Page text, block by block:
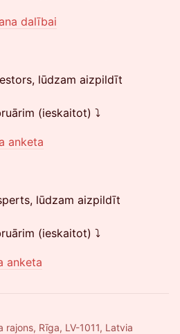
dalībai
lūdzam aizpildīt
(ieskaitot) ⤵️
anketa
lūdzam aizpildīt
(ieskaitot) ⤵️
anketa
Rīga, LV-1011, Latvia